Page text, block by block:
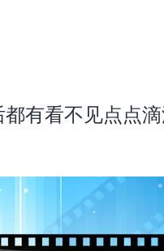
有看不见点点滴